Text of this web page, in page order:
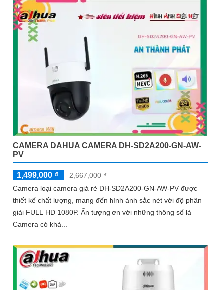
CAMERA DAHUA CAMERA DH-SD2A200-GN-AW-
PV
1,499,000 ₫
2,667,000 ₫
Camera loại camera giá rẻ DH-SD2A200-GN-AW-PV được
thiết kế chất lượng, mang đến hình ảnh sắc nét với độ phân
giải FULL HD 1080P. Ấn tượng ơn với những thông số là
Camera có khả...